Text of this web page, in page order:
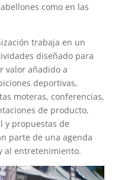
como en las
trabaja en un
diseñado para
valor añadido a
deportivas,
moteras, conferencias,
de producto,
y propuestas de
parte de una agenda
al entretenimiento.